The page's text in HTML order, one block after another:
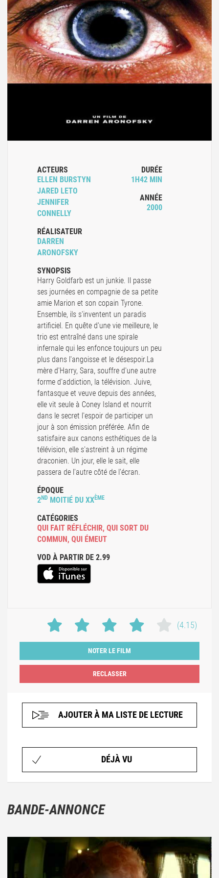
ACTEURS
ELLEN BURSTYN
JARED LETO
JENNIFER
CONNELLY
RÉALISATEUR
DARREN
ARONOFSKY
DURÉE
1H42 MIN
ANNÉE
2000
SYNOPSIS
Harry Goldfarb est un junkie. Il passe
ses journées en compagnie de sa petite
amie Marion et son copain Tyrone.
Ensemble, ils s'inventent un paradis
artificiel. En quête d'une vie meilleure, le
trio est entraîné dans une spirale
infernale qui les enfonce toujours un peu
plus dans l'angoisse et le désespoir.La
mère d'Harry, Sara, souffre d'une autre
forme d'addiction, la télévision. Juive,
fantasque et veuve depuis des années,
elle vit seule à Coney Island et nourrit
dans le secret l'espoir de participer un
jour à son émission préférée. Afin de
satisfaire aux canons esthétiques de la
télévision, elle s'astreint à un régime
draconien. Un jour, elle le sait, elle
passera de l'autre côté de l'écran.
ÉPOQUE
2ND MOITIÉ DU XXÈME
CATÉGORIES
QUI FAIT RÉFLÉCHIR, QUI SORT DU
COMMUN , QUI ÉMEUT
VOD À PARTIR DE 2.99
(4.15)
NOTER LE FILM
AJOUTER À MA LISTE DE LECTURE
DÉJÀ VU
BANDE-ANNONCE